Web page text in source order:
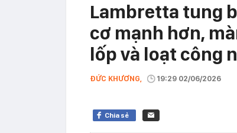
Lambretta tung
cơ mạnh hơn,
lốp và loạt công
ĐỨC KHƯƠNG, 19:29 02/06/2026
Chia sẻ